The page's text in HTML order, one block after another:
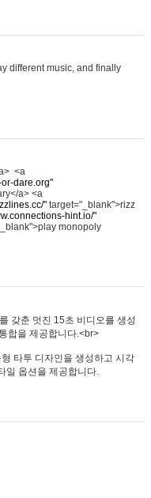
different music, and finally
<a
or-dare.org"
a> <a
" target="_blank">rizz
hint.io/"
monopoly
갖춘 멋진 15초 비디오를 생성
합을 제공합니다.<br>
타투 디자인을 생성하고 시각
일 옵션을 제공합니다.